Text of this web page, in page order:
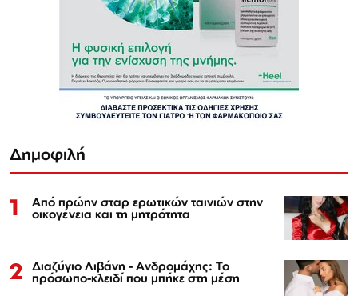
Δημοφιλή
1 Από πρώην σταρ ερωτικών ταινιών στην
οικογένεια και τη μητρότητα
2 Διαζύγιο Λιβάνη - Ανδρομάχης: Το
πρόσωπο-κλειδί που μπήκε στη μέση